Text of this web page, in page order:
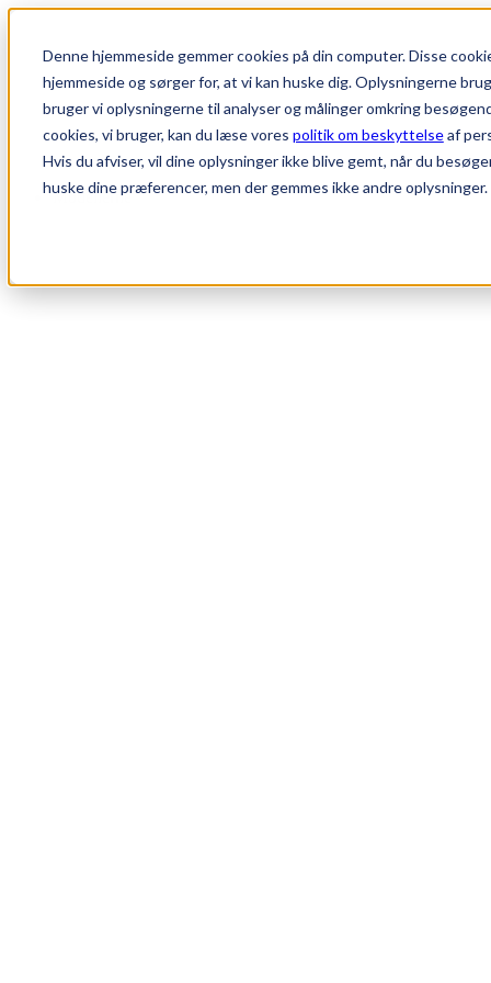
Denne hjemmeside gemmer cookies på din computer. Disse
hjemmeside og sørger for, at vi kan huske dig. Oplysningerne
bruger vi oplysningerne til analyser og målinger omkring
cookies, vi bruger, kan du læse vores politik om beskyttelseaf
Hvis du afviser, vil dine oplysninger ikke blive gemt, når du
huske dine præferencer, men der gemmes ikke andre oplysninger.
Modellerne